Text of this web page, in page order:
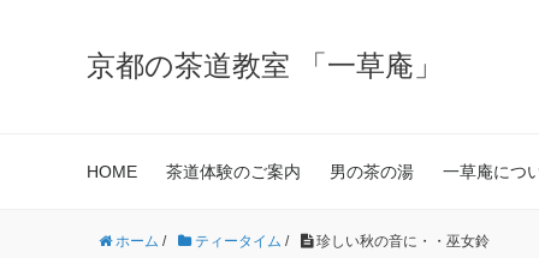
京都の茶道教室 「一草庵」
HOME 茶道体験のご案内 男の茶の湯 一草庵につ
ホーム / ティータイム / 珍しい秋の音に・・巫女鈴